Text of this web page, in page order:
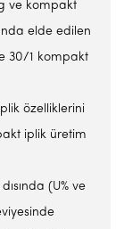
ve kompakt
elde edilen
30/1 kompakt
özelliklerini
iplik üretim
(U% ve